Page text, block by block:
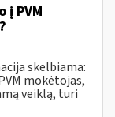
į PVM
skelbiama:
mokėtojas,
veiklą, turi